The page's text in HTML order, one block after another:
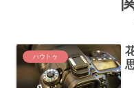
ハウトゥ